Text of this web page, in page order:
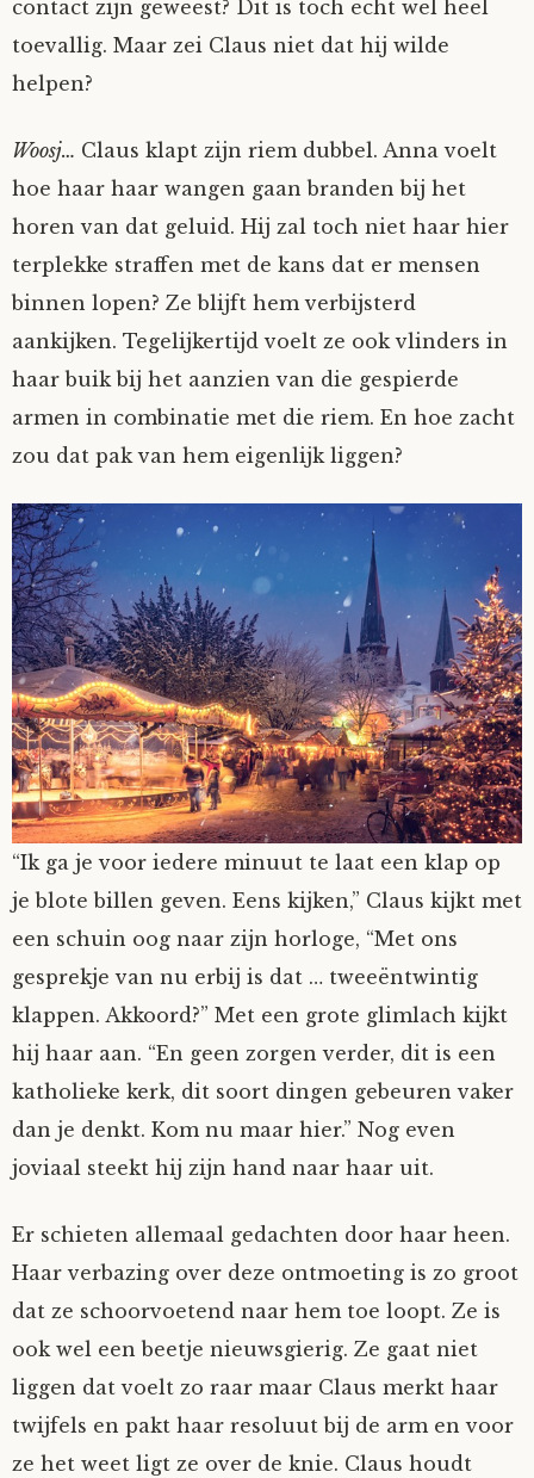
contact zijn geweest? Dit is toch echt wel heel
toevallig. Maar zei Claus niet dat hij wilde
helpen?
Woosj… Claus klapt zijn riem dubbel. Anna voelt
hoe haar haar wangen gaan branden bij het
horen van dat geluid. Hij zal toch niet haar hier
terplekke straffen met de kans dat er mensen
binnen lopen? Ze blijft hem verbijsterd
aankijken. Tegelijkertijd voelt ze ook vlinders in
haar buik bij het aanzien van die gespierde
armen in combinatie met die riem. En hoe zacht
zou dat pak van hem eigenlijk liggen?
“Ik ga je voor iedere minuut te laat een klap op
je blote billen geven. Eens kijken,” Claus kijkt met
een schuin oog naar zijn horloge, “Met ons
gesprekje van nu erbij is dat … tweeëntwintig
klappen. Akkoord?” Met een grote glimlach kijkt
hij haar aan. “En geen zorgen verder, dit is een
katholieke kerk, dit soort dingen gebeuren vaker
dan je denkt. Kom nu maar hier.” Nog even
joviaal steekt hij zijn hand naar haar uit.
Er schieten allemaal gedachten door haar heen.
Haar verbazing over deze ontmoeting is zo groot
dat ze schoorvoetend naar hem toe loopt. Ze is
ook wel een beetje nieuwsgierig. Ze gaat niet
liggen dat voelt zo raar maar Claus merkt haar
twijfels en pakt haar resoluut bij de arm en voor
ze het weet ligt ze over de knie. Claus houdt